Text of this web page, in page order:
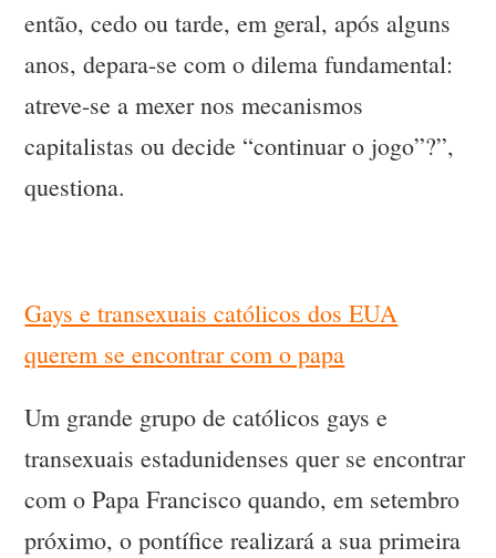
então, cedo ou tarde, em geral, após alguns
anos, depara-se com o dilema fundamental:
atreve-se a mexer nos mecanismos
capitalistas ou decide “continuar o jogo”?”,
questiona.
Gays e transexuais católicos dos EUA
querem se encontrar com o papa
Um grande grupo de católicos gays e
transexuais estadunidenses quer se encontrar
com o Papa Francisco quando, em setembro
próximo, o pontífice realizará a sua primeira